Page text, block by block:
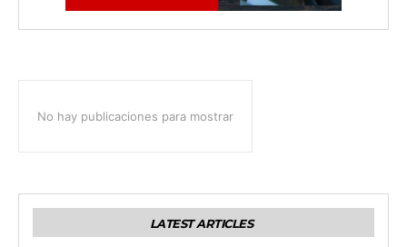
No hay publicaciones para mostrar
LATEST ARTICLES